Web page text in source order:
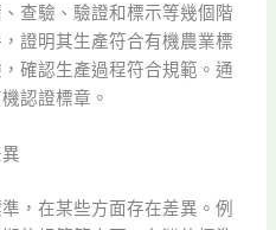
查驗、驗證和標示等幾個階
證明其生產符合有機農業標
確認生產過程符合規範。通
認證標章。
，在某些方面存在差異。例